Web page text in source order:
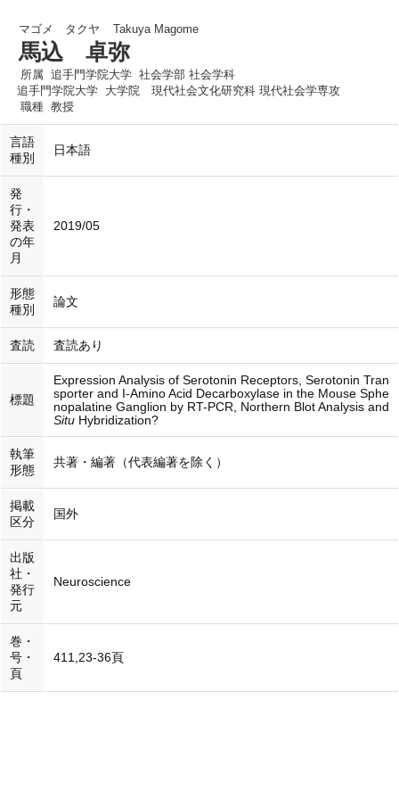
マゴメ タクヤ Takuya Magome
馬込 卓弥
所属 追手門学院大学 社会学部 社会学科
追手門学院大学 大学院 現代社会文化研究科 現代社会学専攻
職種 教授
言語
種別
日本語
発
行・
発表
の年
月
2019/05
形態
種別
論文
査読 査読あり
標題
Expression Analysis of Serotonin Receptors, Serotonin Tran
sporter and I-Amino Acid Decarboxylase in the Mouse Sphe
nopalatine Ganglion by RT-PCR, Northern Blot Analysis and
Situ Hybridization?
執筆
形態
共著・編著（代表編著を除く）
掲載
区分
国外
出版
社・
発行
元
Neuroscience
巻・
号・
頁
411,23-36頁